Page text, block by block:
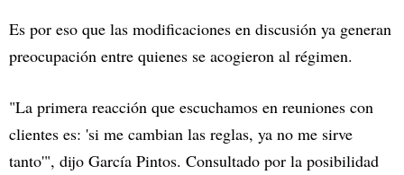
Es por eso que las modificaciones en discusión ya generan
preocupación entre quienes se acogieron al régimen.
"La primera reacción que escuchamos en reuniones con
clientes es: 'si me cambian las reglas, ya no me sirve
tanto'", dijo García Pintos. Consultado por la posibilidad